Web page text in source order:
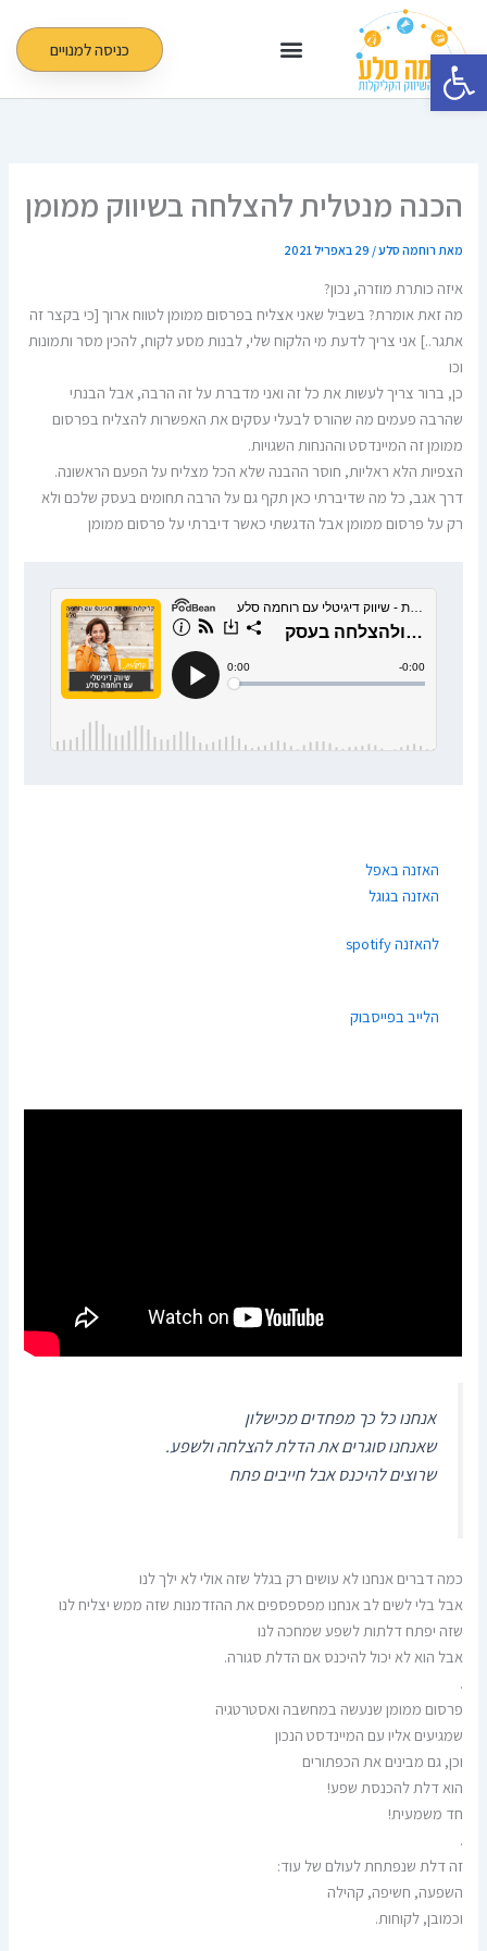
פתח סרגל נגישות
לתוכן
כניסה למנויים
הכנה מנטלית להצלחה בשיווק ממומן
מאת רוחמה סלע/ 29 באפריל 2021
איזה כותרת מוזרה, נכון?
מה זאת אומרת? בשביל שאני אצליח בפרסום ממומן לטווח ארוך [כי בקצר זה
אתגר..] אני צריך לדעת מי הלקוח שלי, לבנות מסע לקוח, להכין מסר ותמונות
וכו
כן, ברור צריך לעשות את כל זה ואני מדברת על זה הרבה, אבל הבנתי
שהרבה פעמים מה שהורס לבעלי עסקים את האפשרות להצליח בפרסום
ממומן זה המיינדסט וההנחות השגויות.
הצפיות הלא ראליות, חוסר ההבנה שלא הכל מצליח על הפעם הראשונה.
דרך אגב, כל מה שדיברתי כאן תקף גם על הרבה תחומים בעסק שלכם ולא
רק על פרסום ממומן אבל הדגשתי כאשר דיברתי על פרסום ממומן
האזנה באפל
האזנה בגוגל
להאזנה spotify
הלייב בפייסבוק
אנחנו כל כך מפחדים מכישלון
שאנחנו סוגרים את הדלת להצלחה ולשפע.
שרוצים להיכנס אבל חייבים פתח
כמה דברים אנחנו לא עושים רק בגלל שזה אולי לא ילך לנו
אבל בלי לשים לב אנחנו מפספספים את ההזדמנות שזה ממש יצליח לנו
שזה יפתח דלתות לשפע שמחכה לנו
אבל הוא לא יכול להיכנס אם הדלת סגורה.
.
פרסום ממומן שנעשה במחשבה ואסטרטגיה
שמגיעים אליו עם המיינדסט הנכון
וכן, גם מבינים את הכפתורים
הוא דלת להכנסת שפע!
חד משמעית!
.
זה דלת שנפתחת לעולם של עוד:
השפעה, חשיפה, קהילה
וכמובן, לקוחות.